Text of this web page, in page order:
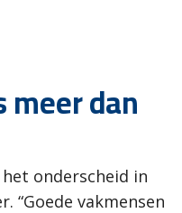
meer dan
onderscheid in
“Goede vakmensen